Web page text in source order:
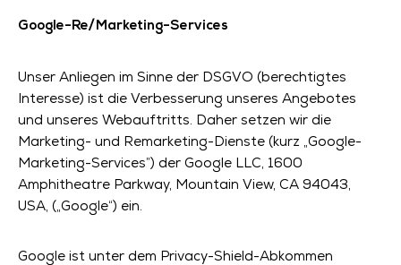
Google-Re/Marketing-Services
Unser Anliegen im Sinne der DSGVO (berechtigtes
Interesse) ist die Verbesserung unseres Angebotes
und unseres Webauftritts. Daher setzen wir die
Marketing- und Remarketing-Dienste (kurz „Google-
Marketing-Services”) der Google LLC, 1600
Amphitheatre Parkway, Mountain View, CA 94043,
USA, („Google“) ein.
Google ist unter dem Privacy-Shield-Abkommen